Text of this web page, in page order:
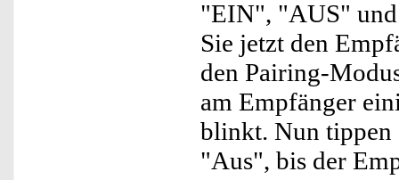
"EIN", "AUS" und
Sie jetzt den
den Pairing-
am Empfänger
blinkt. Nun tippen
"Aus", bis der